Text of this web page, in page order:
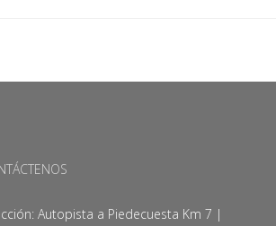
Autopista a Piedecuesta Km 7 |